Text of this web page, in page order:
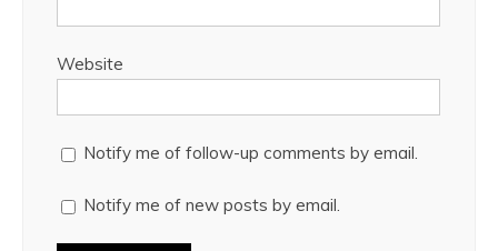
Website
Notify me of follow-up comments by email.
Notify me of new posts by email.